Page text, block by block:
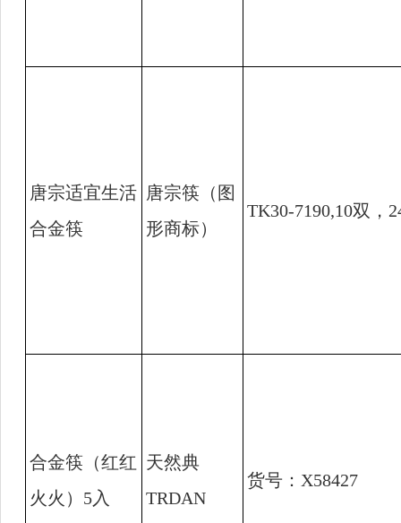
唐宗适宜生活
合金筷
唐宗筷（图
形商标）
TK30-7190,10双，
合金筷（红红
火火） 5入
天然典
TRDAN
货号： X58427